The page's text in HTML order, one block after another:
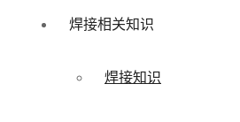
焊接相关知识
焊接知识